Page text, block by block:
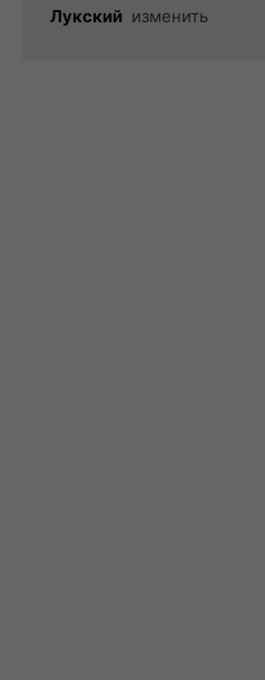
Лукский изменить